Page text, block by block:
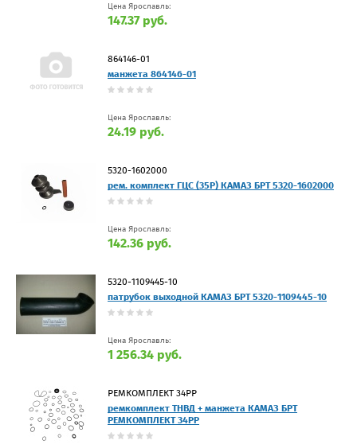
Цена Ярославль:
147.37 руб.
864146-01
манжета 864146-01
Цена Ярославль:
24.19 руб.
5320-1602000
рем. комплект ГЦС (35Р) КАМАЗ БРТ 5320-1602000
Цена Ярославль:
142.36 руб.
5320-1109445-10
патрубок выходной КАМАЗ БРТ 5320-1109445-10
Цена Ярославль:
1 256.34 руб.
РЕМКОМПЛЕКТ 34РР
ремкомплект ТНВД + манжета КАМАЗ БРТ
РЕМКОМПЛЕКТ 34РР